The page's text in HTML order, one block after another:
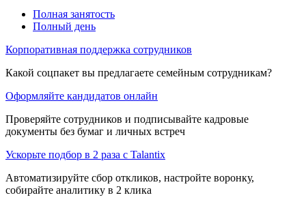
Полная занятость
Полный день
Корпоративная поддержка сотрудников
Какой соцпакет вы предлагаете семейным сотрудникам?
Оформляйте кандидатов онлайн
Проверяйте сотрудников и подписывайте кадровые
документы без бумаг и личных встреч
Ускорьте подбор в 2 раза с Talantix
Автоматизируйте сбор откликов, настройте воронку,
собирайте аналитику в 2 клика